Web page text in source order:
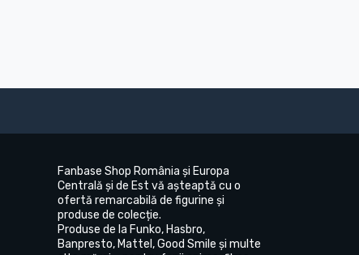
Fanbase Shop România și Europa
Centrală și de Est vă așteaptă cu o
ofertă remarcabilă de figurine și
produse de colecție.
Produse de la Funko, Hasbro,
Banpresto, Mattel, Good Smile și multe